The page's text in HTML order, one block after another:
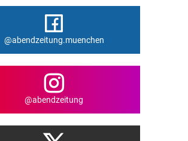
@abendzeitung.muenchen
@abendzeitung